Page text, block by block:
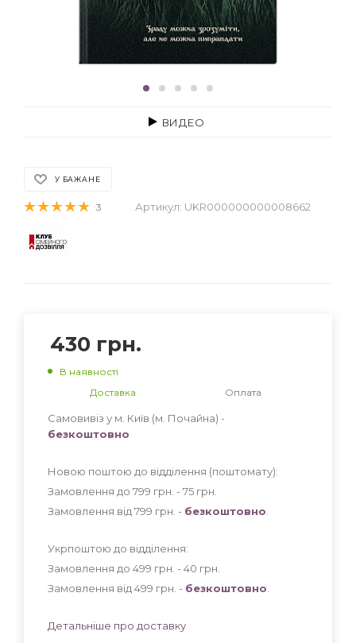
ВИДЕО
У БАЖАНЕ
3 Артикул: UKR000000000008662
430 грн.
В наявності
Доставка
Оплата
Самовивіз у м. Київ (м. Почайна) -
безкоштовно
Новою поштою до відділення (поштомату):
Замовлення до 799 грн. - 75 грн
Замовлення від 799 грн. - безкоштовно
Укрпоштою до відділення:
Замовлення до 499 грн. - 40 грн
Замовлення від 499 грн. - безкоштовно
Детальніше про доставку